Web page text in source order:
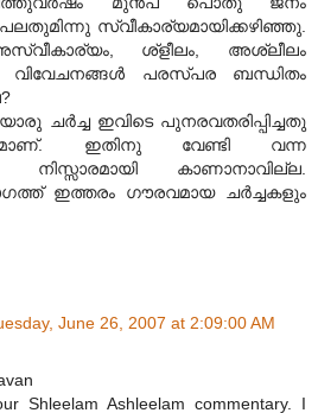
സ്വീകാര്യമായിക്കഴിഞ്ഞു.
ശ്ളീലം, അശ്ലീലം
പരസ്പര ബന്ധിതം
ചര്‍ച്ച ഇവിടെ പുനരവതരിപ്പിച്ചതു
ഇതിനു വേണ്ടി വന്ന
കാണാനാവില്ല.
ഇത്തരം ഗൗരവമായ ചര്‍ച്ചകളും
June 26, 2007 at 2:09:00 AM
Shleelam Ashleelam commentary. I